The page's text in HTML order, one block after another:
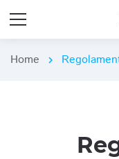
Home chevron_right